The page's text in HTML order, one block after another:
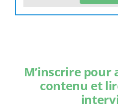
M’inscrire
contenu et